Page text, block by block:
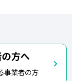
方へ
事業者の方